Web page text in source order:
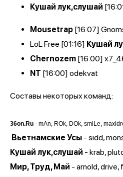
Кушай лук,слушай
Mousetrap [16:07]
LoL Free [01:16] Кушай
Chernozem [16:00]
NT [16:00] odekvat
Составы некоторых команд:
36on.Ru - mAn, ROk, DOk, smiLe,
Вьетнамские Усы - sidd,
Кушай лук,слушай - krab,
Мир, Труд, Май - arnold,